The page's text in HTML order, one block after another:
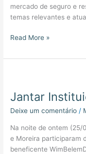
mercado de seguro e
temas relevantes e
Read More »
Jantar
Deixe um comentário /
Na noite de ontem (25/
e Moreira participaram
beneficente
WimBelemDon